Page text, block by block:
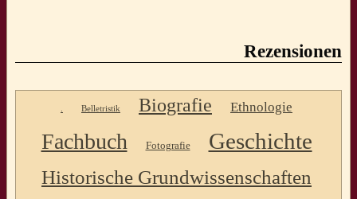
Rezensionen
Belletristik Biografie Ethnologie
Fachbuch Fotografie Geschichte
Historische Grundwissenschaften